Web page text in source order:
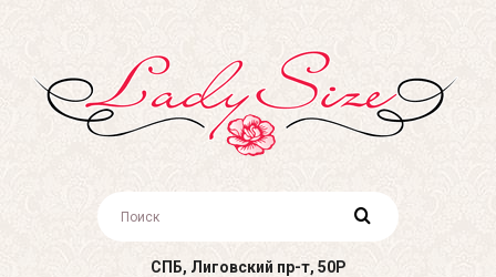
СПБ, Лиговский пр-т, 50Р